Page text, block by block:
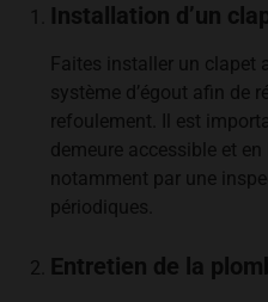
Installation d’un
Faites installer un clapet
système d’égout afin de
refoulement. Il est
demeure accessible et
notamment par une
périodiques.
Entretien de la